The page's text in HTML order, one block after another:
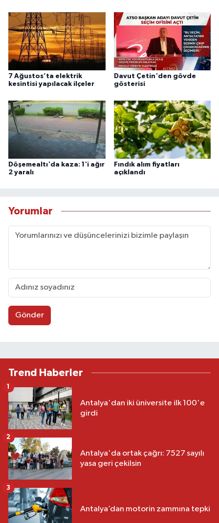
7 Ağustos’ta elektrik
kesintisi yapılacak ilçeler
Davut Çetin'den gövde
gösterisi
Döşemealtı'da kaza: 1'i ağır
2 yaralı
Fındık alım fiyatları
açıklandı
Yorumlar
Gönder
Trend Haberler
Antalya'dan iki üniversite ilk 100'e
girdi
1
Antalya'da ortak çağrı: 7527 sayılı
yasa geri çekilsin
2
Antalya’dan motorin zammına tepki
3